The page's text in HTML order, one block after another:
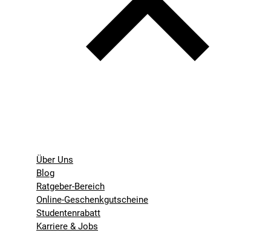
Über Uns
Blog
Ratgeber-Bereich
Online-Geschenkgutscheine
Studentenrabatt
Karriere & Jobs